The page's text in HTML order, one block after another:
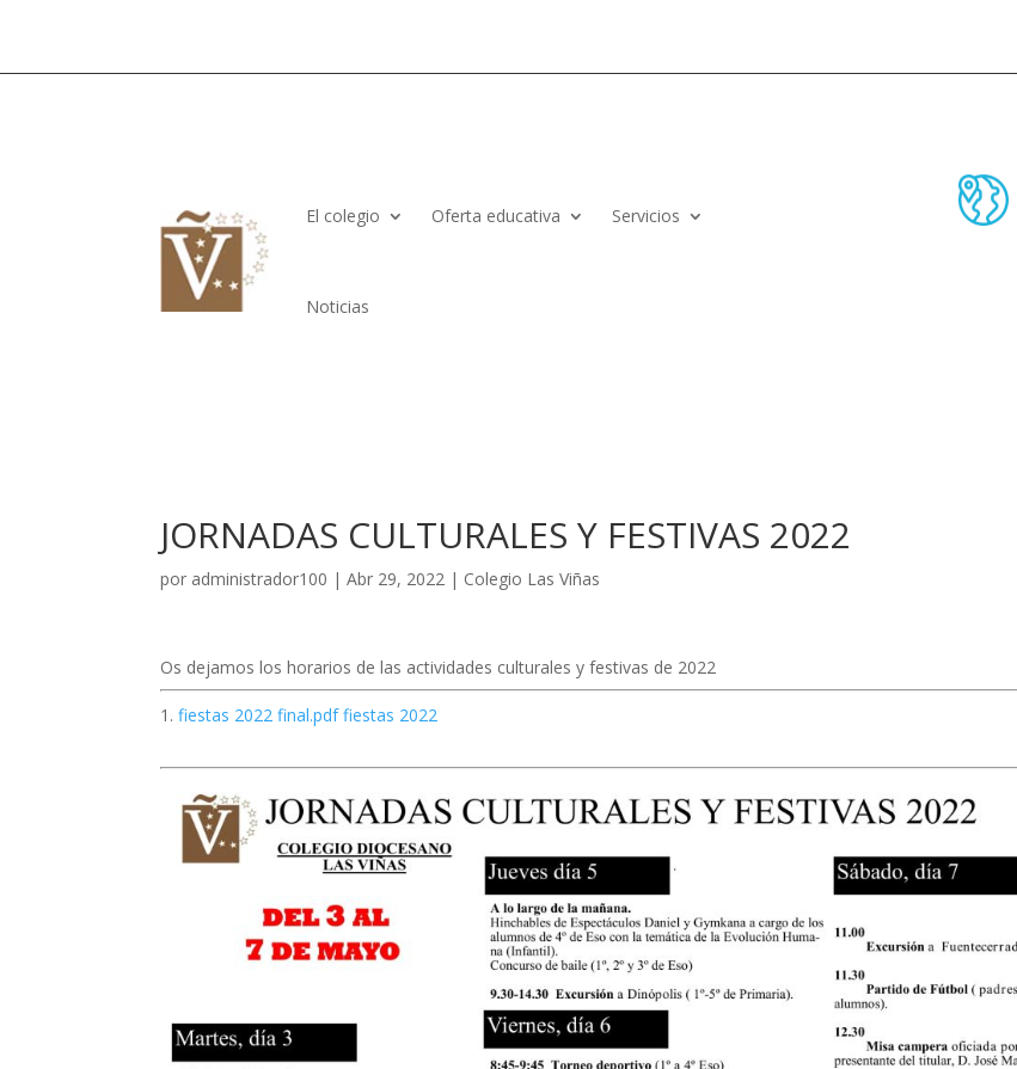
El colegio Oferta educativa Servicios
Noticias
JORNADAS CULTURALES Y FESTIVAS 2022
por administrador100 |Abr 29, 2022 | Colegio Las Viñas
Os dejamos los horarios de las actividades culturales y festivas de 2022
fiestas 2022 final.pdf fiestas 2022